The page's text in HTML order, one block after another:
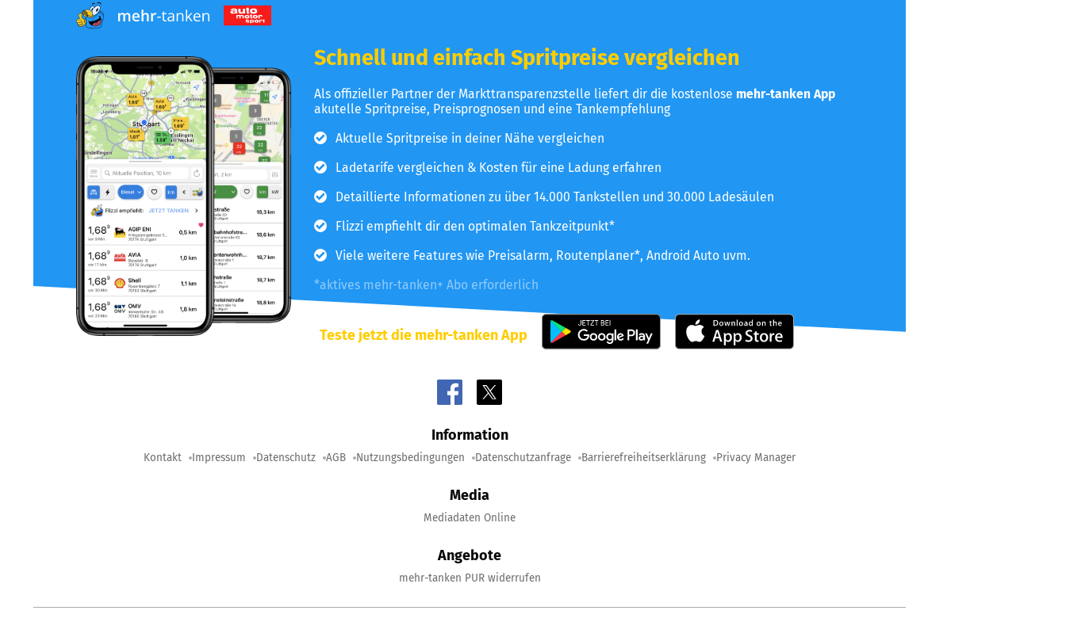
Schnell und einfach Spritpreise vergleichen
Als offizieller Partner der Markttransparenzstelle liefert dir die kostenlose mehr-tanken App
akutelle Spritpreise, Preisprognosen und eine Tankempfehlung
Aktuelle Spritpreise in deiner Nähe vergleichen
Ladetarife vergleichen & Kosten für eine Ladung erfahren
Detaillierte Informationen zu über 14.000 Tankstellen und 30.000 Ladesäulen
Flizzi empfiehlt dir den optimalen Tankzeitpunkt*
Viele weitere Features wie Preisalarm, Routenplaner*, Android Auto uvm.
*aktives mehr-tanken+ Abo erforderlich
Teste jetzt die mehr-tanken App
Information
Kontakt Impressum Datenschutz AGB Nutzungsbedingungen Datenschutzanfrage Barrierefreiheitserklärung Privacy Manager
Media
Mediadaten Online
Angebote
mehr-tanken PUR widerrufen